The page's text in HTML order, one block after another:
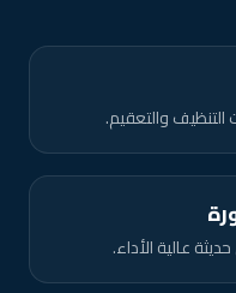
والتعقيم.
عالية الأداء.